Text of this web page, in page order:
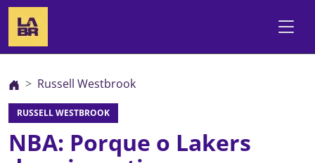
Russell Westbrook
RUSSELL WESTBROOK
NBA: Porque o Lakers